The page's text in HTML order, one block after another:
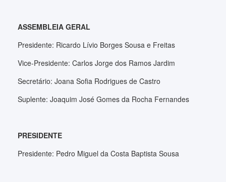
ASSEMBLEIA GERAL
Presidente: Ricardo Lívio Borges Sousa e Freitas
Vice-Presidente: Carlos Jorge dos Ramos Jardim
Secretário: Joana Sofia Rodrigues de Castro
Suplente: Joaquim José Gomes da Rocha Fernandes
PRESIDENTE
Presidente: Pedro Miguel da Costa Baptista Sousa